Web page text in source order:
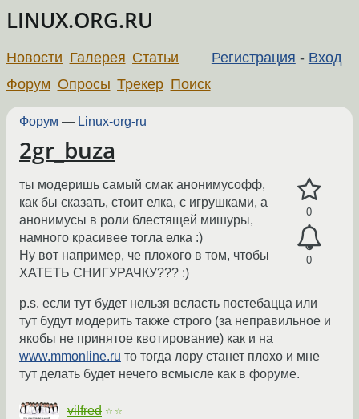
LINUX.ORG.RU
Регистрация - Вход
Новости Галерея Статьи
Форум Опросы Трекер Поиск
Форум — Linux-org-ru
2gr_buza
0
0
ты модеришь самый смак анонимусофф,
как бы сказать, стоит елка, с игрушками, а
анонимусы в роли блестящей мишуры,
намного красивее тогла елка :)
Ну вот например, че плохого в том, чтобы
ХАТЕТЬ СНИГУРАЧКУ??? :)
p.s. если тут будет нельзя всласть постебацца или
тут будут модерить также строго (за неправильное и
якобы не принятое квотирование) как и на
www.mmonline.ru то тогда лору станет плохо и мне
тут делать будет нечего всмысле как в форуме.
vilfred ☆☆